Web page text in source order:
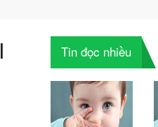
Tin đọc nhiều